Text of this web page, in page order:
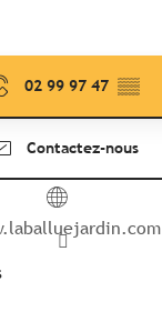
02 99 97 47 ▒▒
Contactez-nous